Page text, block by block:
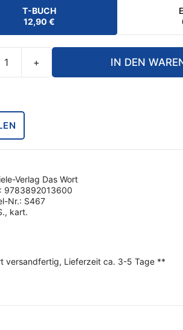
T-BUCH
12,90€
+ IN DEN
Verlag Das Wort
9783892013600
Nr.: S467
kart.
versandfertig, Lieferzeit ca. 3-5 Tage **